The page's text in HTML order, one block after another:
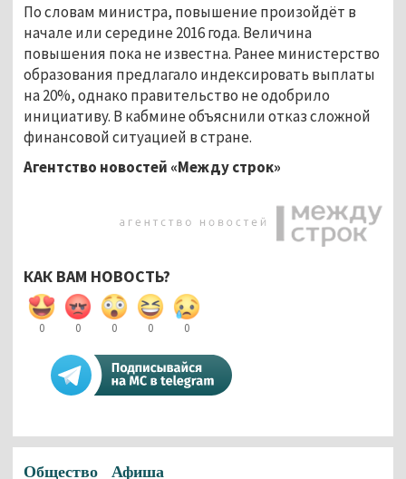
По словам министра, повышение произойдёт в
начале или середине 2016 года. Величина
повышения пока не известна. Ранее министерство
образования предлагало индексировать выплаты
на 20%, однако правительство не одобрило
инициативу. В кабмине объяснили отказ сложной
финансовой ситуацией в стране.
Агентство новостей «Между строк»
КАК ВАМ НОВОСТЬ?
0 0 0 0 0
Общество Афиша